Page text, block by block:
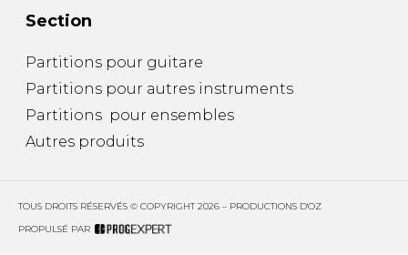
Section
Partitions pour guitare
Partitions pour autres instruments
Partitions pour ensembles
Autres produits
TOUS DROITS RÉSERVÉS © COPYRIGHT 2026 – PRODUCTIONS D'OZ
PROPULSÉ PAR